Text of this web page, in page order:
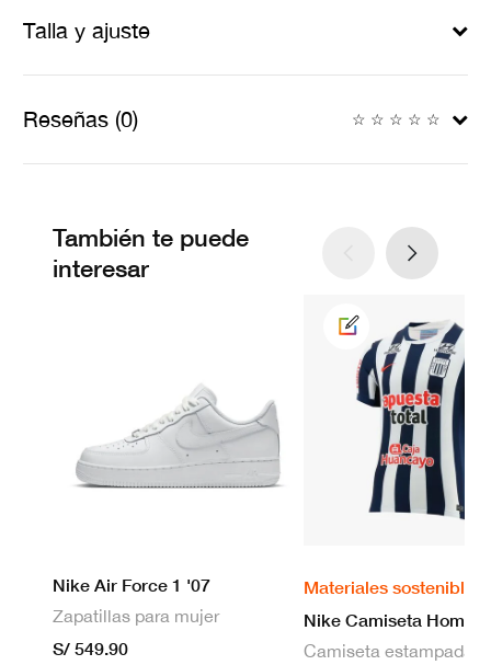
Talla y ajuste
Reseñas (0) ☆ ☆ ☆ ☆ ☆
También te puede
interesar
Nike Air Force 1 '07
Zapatillas para mujer
S/ 549.90
Materiales sostenibles